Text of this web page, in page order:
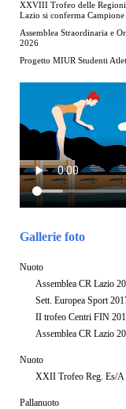
XXVIII Trofeo delle Regioni
Lazio si conferma Campione
Assemblea Straordinaria e
2026
Progetto MIUR Studenti
Gallerie foto
Nuoto
Assemblea CR Lazio
Sett. Europea Sport
II trofeo Centri FIN
Assemblea CR Lazio
Nuoto
XXII Trofeo Reg. Es/A
Pallanuoto